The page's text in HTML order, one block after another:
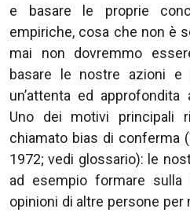
e basare le proprie
empiriche, cosa che non è
mai non dovremmo
basare le nostre azioni
un’attenta ed
Uno dei motivi principali
chiamato bias di conferma
1972; vedi glossario): le
ad esempio formare
opinioni di altre persone